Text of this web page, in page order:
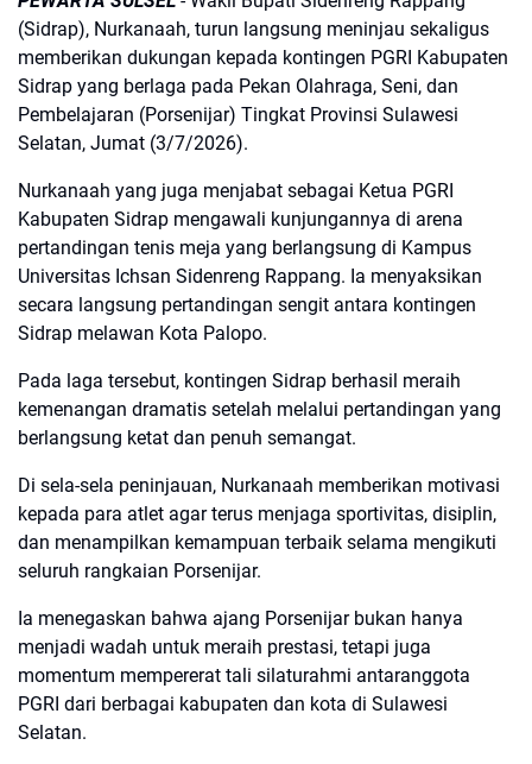
(Sidrap), Nurkanaah, turun langsung meninjau sekaligus
memberikan dukungan kepada kontingen PGRI Kabupaten
Sidrap yang berlaga pada Pekan Olahraga, Seni, dan
Pembelajaran (Porsenijar) Tingkat Provinsi Sulawesi
Selatan, Jumat (3/7/2026).
Nurkanaah yang juga menjabat sebagai Ketua PGRI
Kabupaten Sidrap mengawali kunjungannya di arena
pertandingan tenis meja yang berlangsung di Kampus
Universitas Ichsan Sidenreng Rappang. Ia menyaksikan
secara langsung pertandingan sengit antara kontingen
Sidrap melawan Kota Palopo.
Pada laga tersebut, kontingen Sidrap berhasil meraih
kemenangan dramatis setelah melalui pertandingan yang
berlangsung ketat dan penuh semangat.
Di sela-sela peninjauan, Nurkanaah memberikan motivasi
kepada para atlet agar terus menjaga sportivitas, disiplin,
dan menampilkan kemampuan terbaik selama mengikuti
seluruh rangkaian Porsenijar.
Ia menegaskan bahwa ajang Porsenijar bukan hanya
menjadi wadah untuk meraih prestasi, tetapi juga
momentum mempererat tali silaturahmi antaranggota
PGRI dari berbagai kabupaten dan kota di Sulawesi
Selatan.